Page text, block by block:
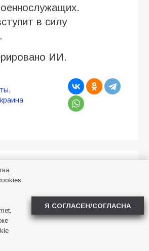
в силу
ИИ.
,
пройдёт
приём
СВО
Алена Васнецова
Я СОГЛАСЕН/СОГЛАСНА